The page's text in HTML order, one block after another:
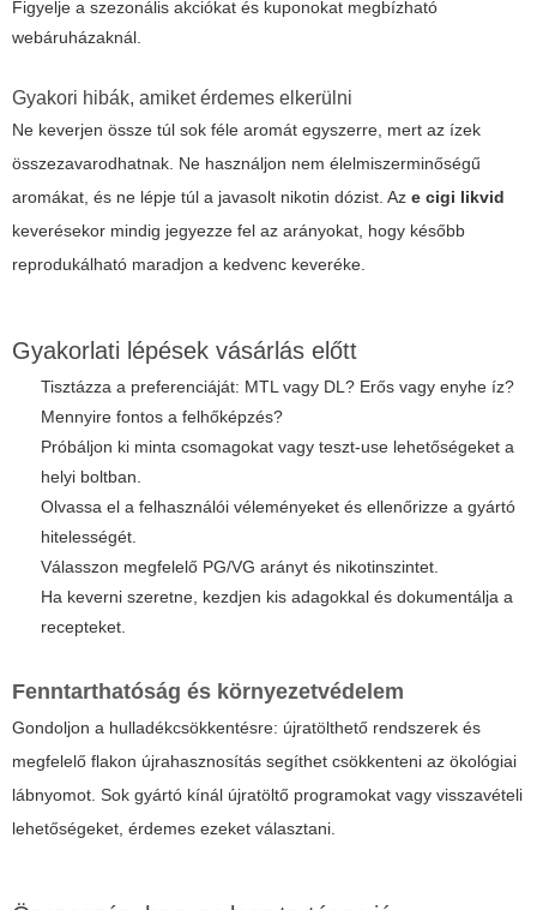
Figyelje a szezonális akciókat és kuponokat megbízható
webáruházaknál.
Gyakori hibák, amiket érdemes elkerülni
Ne keverjen össze túl sok féle aromát egyszerre, mert az ízek
összezavarodhatnak. Ne használjon nem élelmiszerminőségű
aromákat, és ne lépje túl a javasolt nikotin dózist. Az e cigi likvid
keverésekor mindig jegyezze fel az arányokat, hogy később
reprodukálható maradjon a kedvenc keveréke.
Gyakorlati lépések vásárlás előtt
Tisztázza a preferenciáját: MTL vagy DL? Erős vagy enyhe íz?
Mennyire fontos a felhőképzés?
Próbáljon ki minta csomagokat vagy teszt-use lehetőségeket a
helyi boltban.
Olvassa el a felhasználói véleményeket és ellenőrizze a gyártó
hitelességét.
Válasszon megfelelő PG/VG arányt és nikotinszintet.
Ha keverni szeretne, kezdjen kis adagokkal és dokumentálja a
recepteket.
Fenntarthatóság és környezetvédelem
Gondoljon a hulladékcsökkentésre: újratölthető rendszerek és
megfelelő flakon újrahasznosítás segíthet csökkenteni az ökológiai
lábnyomot. Sok gyártó kínál újratöltő programokat vagy visszavételi
lehetőségeket, érdemes ezeket választani.